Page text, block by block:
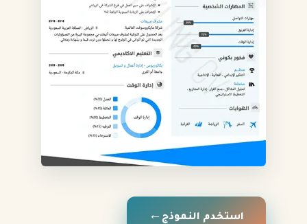
استخدم النموذج